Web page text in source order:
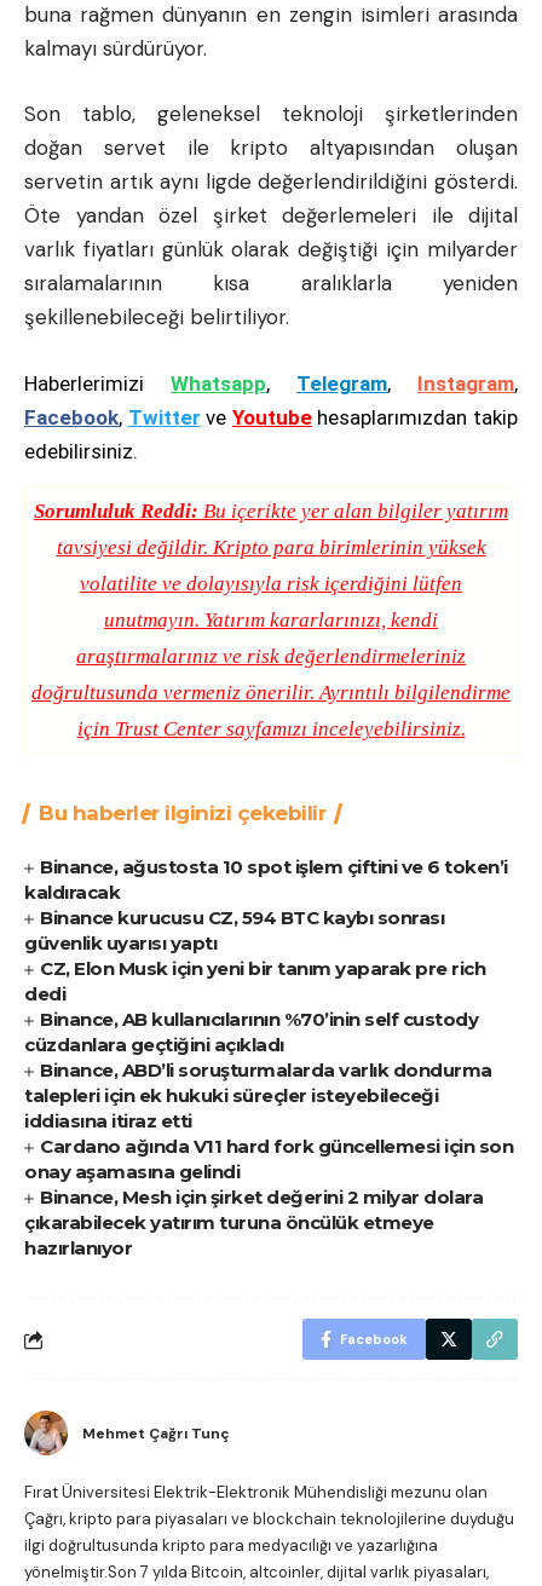
buna rağmen dünyanın en zengin isimleri arasında
kalmayı sürdürüyor.
Son tablo, geleneksel teknoloji şirketlerinden
doğan servet ile kripto altyapısından oluşan
servetin artık aynı ligde değerlendirildiğini gösterdi.
Öte yandan özel şirket değerlemeleri ile dijital
varlık fiyatları günlük olarak değiştiği için milyarder
sıralamalarının kısa aralıklarla yeniden
şekillenebileceği belirtiliyor.
Haberlerimizi Whatsapp, Telegram, Instagram,
Facebook, Twitter ve Youtubehesaplarımızdan takip
edebilirsiniz.
Sorumluluk Reddi: Bu içerikte yer alan bilgiler yatırım
tavsiyesi değildir. Kripto para birimlerinin yüksek
volatilite ve dolayısıyla risk içerdiğini lütfen
unutmayın. Yatırım kararlarınızı, kendi
araştırmalarınız ve risk değerlendirmeleriniz
doğrultusunda vermeniz önerilir. Ayrıntılı bilgilendirme
için Trust Centersayfamızı inceleyebilirsiniz.
Bu haberler ilginizi çekebilir
Binance, ağustosta 10 spot işlem çiftini ve 6 token’i
kaldıracak
Binance kurucusu CZ, 594 BTC kaybı sonrası
güvenlik uyarısı yaptı
CZ, Elon Musk için yeni bir tanım yaparak pre rich
dedi
Binance, AB kullanıcılarının %70’inin self custody
cüzdanlara geçtiğini açıkladı
Binance, ABD’li soruşturmalarda varlık dondurma
talepleri için ek hukuki süreçler isteyebileceği
iddiasına itiraz etti
Cardano ağında V11 hard fork güncellemesi için son
onay aşamasına gelindi
Binance, Mesh için şirket değerini 2 milyar dolara
çıkarabilecek yatırım turuna öncülük etmeye
hazırlanıyor
Facebook
Mehmet Çağrı Tunç
Fırat Üniversitesi Elektrik-Elektronik Mühendisliği mezunu olan
Çağrı, kripto para piyasaları ve blockchain teknolojilerine duyduğu
ilgi doğrultusunda kripto para medyacılığı ve yazarlığına
yönelmiştir.Son 7 yılda Bitcoin, altcoinler, dijital varlık piyasaları,